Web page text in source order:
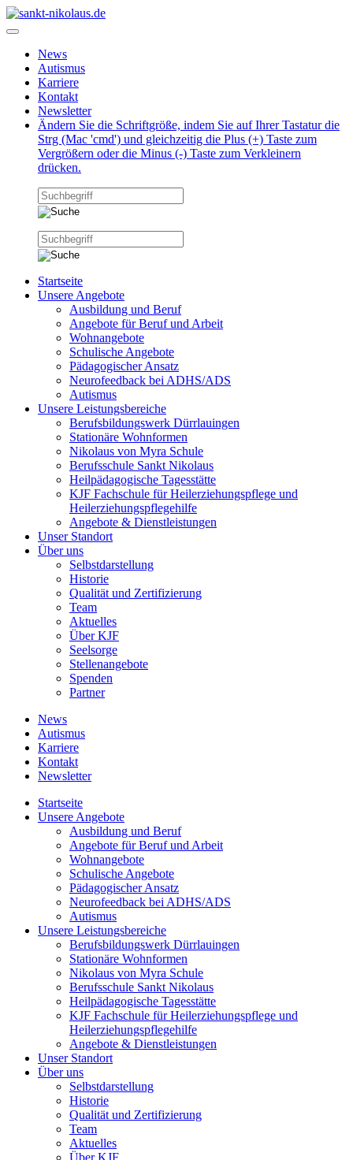
News
Autismus
Karriere
Kontakt
Newsletter
Ändern Sie die Schriftgröße, indem Sie auf Ihrer Tastatur die
Strg (Mac 'cmd') und gleichzeitig die Plus (+) Taste zum
Vergrößern oder die Minus (-) Taste zum Verkleinern
drücken.
Startseite
Unsere Angebote
Ausbildung und Beruf
Angebote für Beruf und Arbeit
Wohnangebote
Schulische Angebote
Pädagogischer Ansatz
Neurofeedback bei ADHS/ADS
Autismus
Unsere Leistungsbereiche
Berufsbildungswerk Dürrlauingen
Stationäre Wohnformen
Nikolaus von Myra Schule
Berufsschule Sankt Nikolaus
Heilpädagogische Tagesstätte
KJF Fachschule für Heilerziehungspflege und
Heilerziehungspflegehilfe
Angebote & Dienstleistungen
Unser Standort
Über uns
Selbstdarstellung
Historie
Qualität und Zertifizierung
Team
Aktuelles
Über KJF
Seelsorge
Stellenangebote
Spenden
Partner
News
Autismus
Karriere
Kontakt
Newsletter
Startseite
Unsere Angebote
Ausbildung und Beruf
Angebote für Beruf und Arbeit
Wohnangebote
Schulische Angebote
Pädagogischer Ansatz
Neurofeedback bei ADHS/ADS
Autismus
Unsere Leistungsbereiche
Berufsbildungswerk Dürrlauingen
Stationäre Wohnformen
Nikolaus von Myra Schule
Berufsschule Sankt Nikolaus
Heilpädagogische Tagesstätte
KJF Fachschule für Heilerziehungspflege und
Heilerziehungspflegehilfe
Angebote & Dienstleistungen
Unser Standort
Über uns
Selbstdarstellung
Historie
Qualität und Zertifizierung
Team
Aktuelles
Über KJF